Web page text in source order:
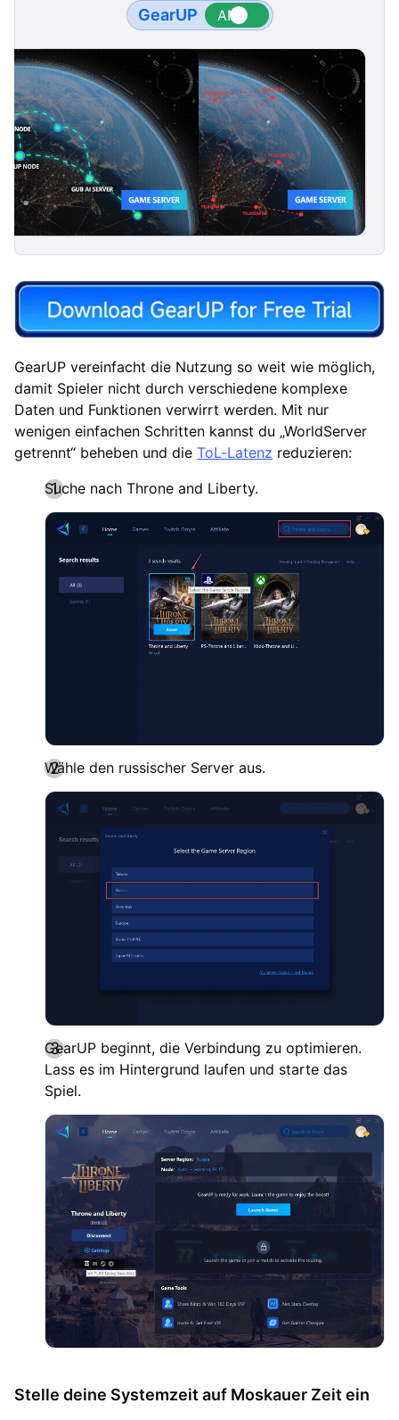
GearUP
GearUP vereinfacht die Nutzung so weit wie möglich,
damit Spieler nicht durch verschiedene komplexe
Daten und Funktionen verwirrt werden. Mit nur
wenigen einfachen Schritten kannst du „WorldServer
getrennt“ beheben und die ToL-Latenz reduzieren:
Suche nach Throne and Liberty.
Wähle den russischer Server aus.
GearUP beginnt, die Verbindung zu optimieren.
Lass es im Hintergrund laufen und starte das
Spiel.
Stelle deine Systemzeit auf Moskauer Zeit ein